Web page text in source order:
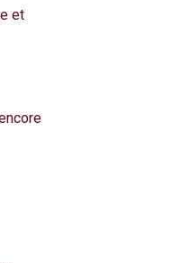
et